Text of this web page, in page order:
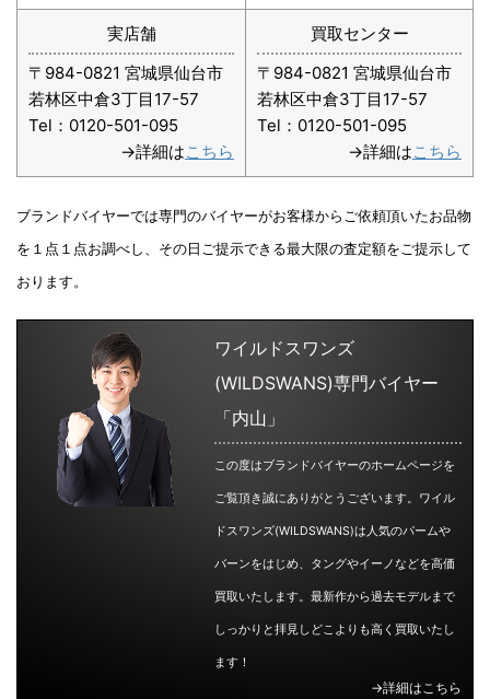
実店舗
〒984-0821 宮城県仙台市
若林区中倉3丁目17-57
Tel：0120-501-095
→詳細はこちら
買取センター
〒984-0821 宮城県仙台市
若林区中倉3丁目17-57
Tel：0120-501-095
→詳細はこちら
ブランドバイヤーでは専門のバイヤーがお客様からご依頼頂いたお品物
を１点１点お調べし、その日ご提示できる最大限の査定額をご提示して
おります。
ワイルドスワンズ
(WILDSWANS)専門バイヤー
「内山」
この度はブランドバイヤーのホームページを
ご覧頂き誠にありがとうございます。ワイル
ドスワンズ(WILDSWANS)は人気のパームや
バーンをはじめ、タングやイーノなどを高価
買取いたします。最新作から過去モデルまで
しっかりと拝見しどこよりも高く買取いたし
ます！
→詳細はこちら